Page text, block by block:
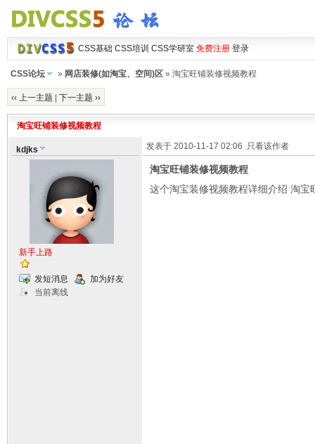
CSS基础 CSS培训 CSS学研室 免费注册 登录
CSS论坛 » 网店装修(如淘宝、空间)区» 淘宝旺铺装修视频教程
‹‹ 上一主题 下一主题 ››
淘宝旺铺装修视频教程
kdjks
新手上路
发短消息
加为好友
当前离线
发表于 2010-11-17 02:06 只看该作者
淘宝旺铺装修视频教程
这个淘宝装修视频教程详细介绍 淘宝